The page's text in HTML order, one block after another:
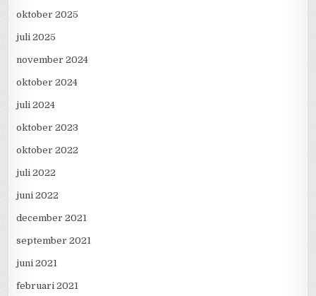
oktober 2025
juli 2025
november 2024
oktober 2024
juli 2024
oktober 2023
oktober 2022
juli 2022
juni 2022
december 2021
september 2021
juni 2021
februari 2021